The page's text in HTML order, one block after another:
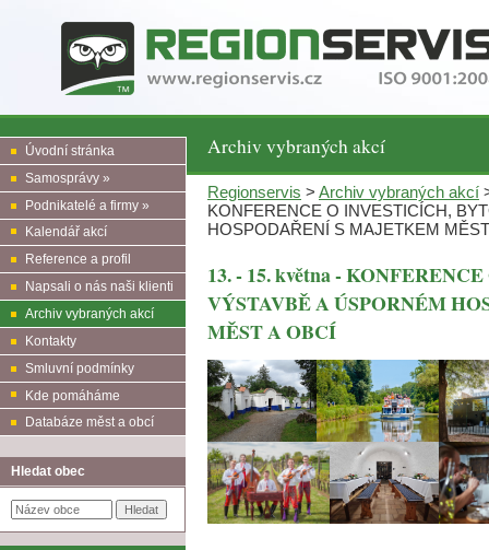
Archiv vybraných akcí
Úvodní stránka
Samosprávy »
Podnikatelé a firmy »
Kalendář akcí
Reference a profil
Napsali o nás naši klienti
Archiv vybraných akcí
Kontakty
Smluvní podmínky
Kde pomáháme
Databáze měst a obcí
Hledat obec
Regionservis > Archiv vybraných akcí
KONFERENCE O INVESTICÍCH,
HOSPODAŘENÍ S MAJETKEM
13. - 15. května -
VÝSTAVBĚ A ÚSPORNÉM
MĚST A OBCÍ